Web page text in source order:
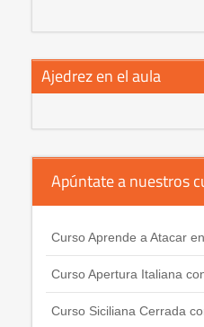
Ajedrez en el aula
Apúntate a nuestros
Curso Aprende a Atacar
Curso Apertura Italiana
Curso Siciliana Cerrada